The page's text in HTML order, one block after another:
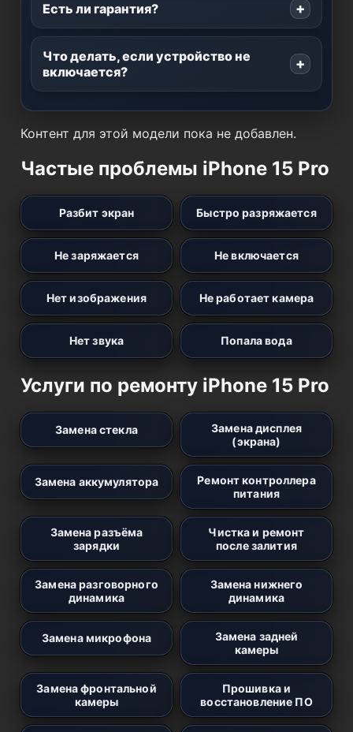
Есть ли гарантия?
Что делать, если устройство не
включается?
Контент для этой модели пока не добавлен.
Частые проблемы iPhone 15 Pro
Разбит экран Быстро разряжается
Не заряжается Не включается
Нет изображения Не работает камера
Нет звука Попала вода
Услуги по ремонту iPhone 15 Pro
Замена стекла
Замена дисплея
(экрана)
Замена аккумулятора
Ремонт контроллера
питания
Замена разъёма
зарядки
Чистка и ремонт
после залития
Замена разговорного
динамика
Замена нижнего
динамика
Замена микрофона
Замена задней
камеры
Замена фронтальной
камеры
Прошивка и
восстановление ПО